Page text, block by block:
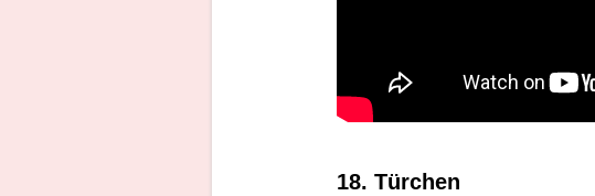
18. Türchen